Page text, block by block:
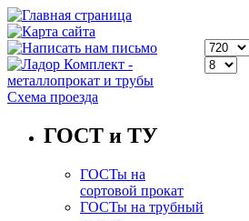
Схема проезда
ГОСТ и ТУ
ГОСТы на
сортовой прокат
ГОСТы на трубный